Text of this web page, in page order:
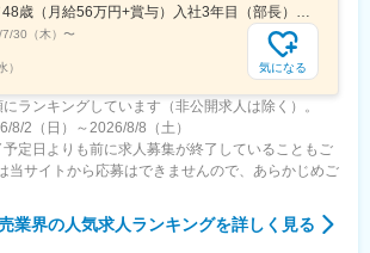
年収780万円／48歳（月給56万円+賞与）入社3年目（部長） 年収525万円／28歳（月給37.5万円+賞与）入社3年目（課長）
30（木） 〜
） 気になる
ランキングしています（非公開求人は除く）。
8/2（日）～2026/8/8（土）
定日よりも前に求人募集が終了していることもご
当サイトから応募はできませんので、あらかじめご
業界の人気求人ランキングを詳しく見る